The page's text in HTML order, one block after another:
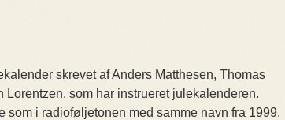
skrevet af Anders Matthesen, Thomas
Lorentzen, som har instrueret julekalenderen.
som i radioføljetonen med samme navn fra 1999.